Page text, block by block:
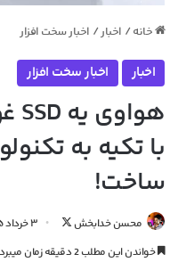
خانه / اخبار / اخبار سخت افزار
اخبار اخبار سخت افزار
با تکیه به
ساخت!
محسن خدابخش
دنبال
کردن
۳ خرداد ۱۴۰۵
خواندن این مطلب 2 دقیقه زمان میبرد